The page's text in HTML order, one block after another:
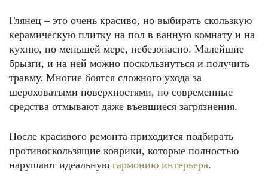
Глянец – это очень красиво, но выбирать скользкую
керамическую плитку на пол в ванную комнату и на
кухню, по меньшей мере, небезопасно. Малейшие
брызги, и на ней можно поскользнуться и получить
травму. Многие боятся сложного ухода за
шероховатыми поверхностями, но современные
средства отмывают даже въевшиеся загрязнения.
После красивого ремонта приходится подбирать
противоскользящие коврики, которые полностью
нарушают идеальную гармонию интерьера.